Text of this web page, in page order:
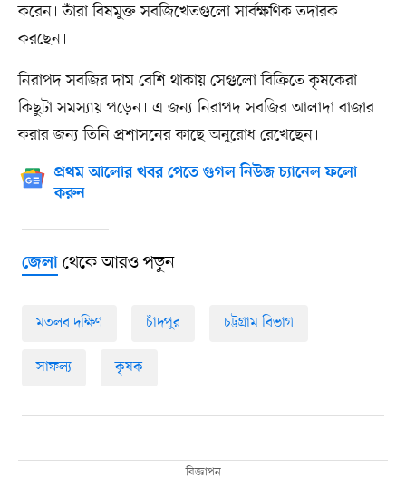
করেন। তাঁরা বিষমুক্ত সবজিখেতগুলো সার্বক্ষণিক তদারক
করছেন।
নিরাপদ সবজির দাম বেশি থাকায় সেগুলো বিক্রিতে কৃষকেরা
কিছুটা সমস্যায় পড়েন। এ জন্য নিরাপদ সবজির আলাদা বাজার
করার জন্য তিনি প্রশাসনের কাছে অনুরোধ রেখেছেন।
প্রথম আলোর খবর পেতে গুগল নিউজ চ্যানেল ফলো
করুন
জেলাথেকে আরও পড়ুন
মতলব দক্ষিণ চাঁদপুর চট্টগ্রাম বিভাগ
সাফল্য কৃষক